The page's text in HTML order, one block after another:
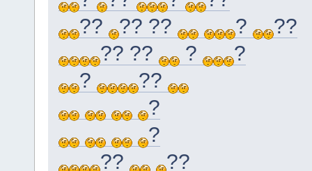
??
?? ?? ?
??
?? ??
?
?
?
??
?
?
??
??